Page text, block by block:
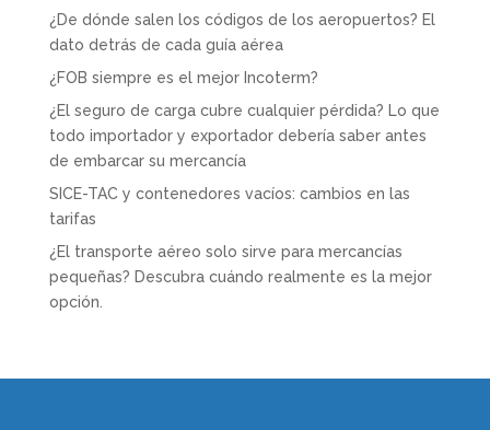
¿De dónde salen los códigos de los aeropuertos? El
dato detrás de cada guía aérea
¿FOB siempre es el mejor Incoterm?
¿El seguro de carga cubre cualquier pérdida? Lo que
todo importador y exportador debería saber antes
de embarcar su mercancía
SICE-TAC y contenedores vacíos: cambios en las
tarifas
¿El transporte aéreo solo sirve para mercancías
pequeñas? Descubra cuándo realmente es la mejor
opción.